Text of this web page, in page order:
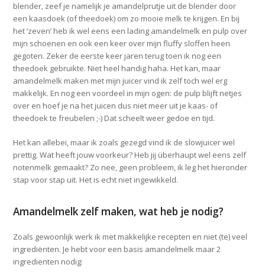
blender, zeef je namelijk je amandelprutje uit de blender door
een kaasdoek (of theedoek) om zo mooie melk te krijgen. En bij
het ‘zeven’ heb ik wel eens een lading amandelmelk en pulp over
mijn schoenen en ook een keer over mijn fluffy sloffen heen
gegoten. Zeker de eerste keer jaren terug toen ik nog een
theedoek gebruikte. Niet heel handig haha. Het kan, maar
amandelmelk maken met mijn juicer vind ik zelf toch wel erg
makkelijk. En nog een voordeel in mijn ogen: de pulp blijft netjes
over en hoef je na het juicen dus niet meer uit je kaas- of
theedoek te freubelen ;-) Dat scheelt weer gedoe en tijd.
Het kan allebei, maar ik zoals gezegd vind ik de slowjuicer wel
prettig. Wat heeft jouw voorkeur? Heb jij überhaupt wel eens zelf
notenmelk gemaakt? Zo nee, geen probleem, ik leg het hieronder
stap voor stap uit. Het is echt niet ingewikkeld.
Amandelmelk zelf maken, wat heb je nodig?
Zoals gewoonlijk werk ik met makkelijke recepten en niet (te) veel
ingrediënten. Je hebt voor een basis amandelmelk maar 2
ingredienten nodig: